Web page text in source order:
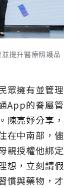
提升醫療照護品
眾擁有並管理
App的眷屬管
陳亮妤分享，
在中南部，儘
親授權他綁定
想，立刻請假
慣與藥物，才